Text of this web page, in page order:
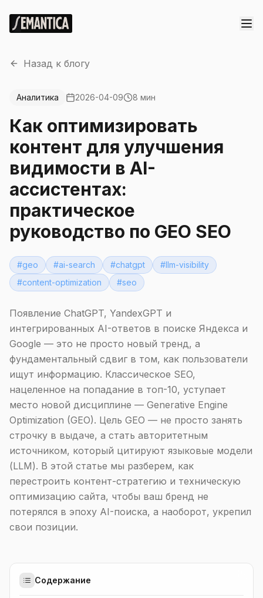
Назад к блогу
Аналитика 2026-04-09 8 мин
Как оптимизировать
контент для улучшения
видимости в AI-
ассистентах:
практическое
руководство по GEO SEO
#geo #ai-search #chatgpt #llm-visibility
#content-optimization #seo
Появление ChatGPT, YandexGPT и
интегрированных AI-ответов в поиске Яндекса и
Google — это не просто новый тренд, а
фундаментальный сдвиг в том, как пользователи
ищут информацию. Классическое SEO,
нацеленное на попадание в топ-10, уступает
место новой дисциплине — Generative Engine
Optimization (GEO). Цель GEO — не просто занять
строчку в выдаче, а стать авторитетным
источником, который цитируют языковые модели
(LLM). В этой статье мы разберем, как
перестроить контент-стратегию и техническую
оптимизацию сайта, чтобы ваш бренд не
потерялся в эпоху AI-поиска, а наоборот, укрепил
свои позиции.
Содержание